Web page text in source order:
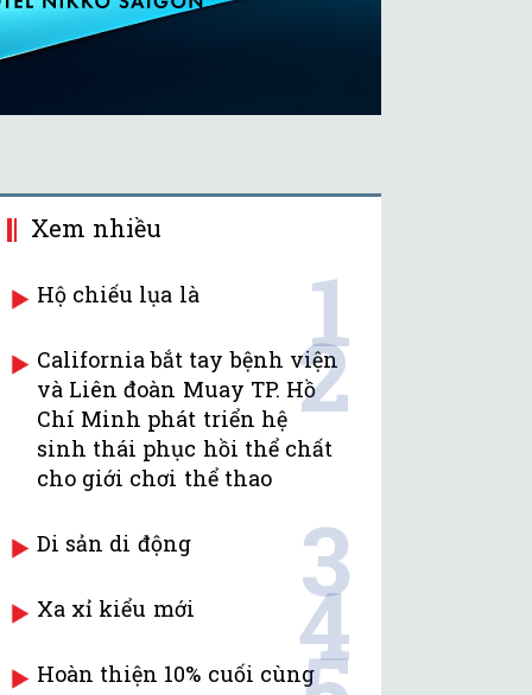
Xem nhiều
Hộ chiếu lụa là 1
California bắt tay bệnh viện
và Liên đoàn Muay TP. Hồ
Chí Minh phát triển hệ
sinh thái phục hồi thể chất
cho giới chơi thể thao
2
Di sản di động 3
Xa xỉ kiểu mới 4
Hoàn thiện 10% cuối cùng